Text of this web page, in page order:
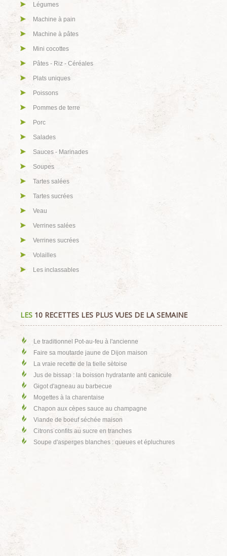
Légumes
Machine à pain
Machine à pâtes
Mini cocottes
Pâtes - Riz - Céréales
Plats uniques
Poissons
Pommes de terre
Porc
Salades
Sauces - Marinades
Soupes
Tartes salées
Tartes sucrées
Veau
Verrines salées
Verrines sucrées
Volailles
Les inclassables
LES 10 RECETTES LES PLUS VUES DE LA SEMAINE
Le traditionnel Pot-au-feu à l'ancienne
Faire sa moutarde jaune de Dijon maison
La vraie recette de la tielle sètoise
Jus de bissap : la boisson hydratante anti canicule
Gigot d'agneau au barbecue
Mogettes à la charentaise
Chapon aux cèpes sauce au champagne
Viande de boeuf séchée maison
Citrons confits au sucre en tranches
Soupe d'asperges blanches : queues et épluchures